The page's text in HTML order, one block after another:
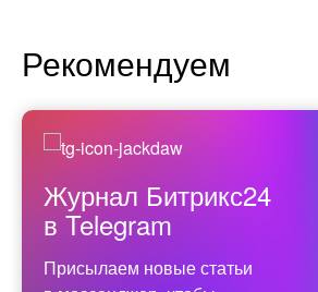
Рекомендуем
Журнал Битрикс24
в Telegram
Присылаем новые статьи